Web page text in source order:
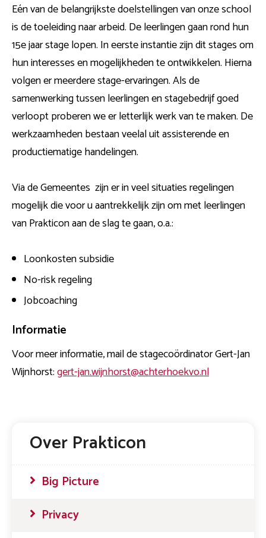
Eén van de belangrijkste doelstellingen van onze school
is de toeleiding naar arbeid. De leerlingen gaan rond hun
15e jaar stage lopen. In eerste instantie zijn dit stages om
hun interesses en mogelijkheden te ontwikkelen. Hierna
volgen er meerdere stage-ervaringen. Als de
samenwerking tussen leerlingen en stagebedrijf goed
verloopt proberen we er letterlijk werk van te maken. De
werkzaamheden bestaan veelal uit assisterende en
productiematige handelingen.
Via de Gemeentes zijn er in veel situaties regelingen
mogelijk die voor u aantrekkelijk zijn om met leerlingen
van Prakticon aan de slag te gaan, o.a.:
Loonkosten subsidie
No-risk regeling
Jobcoaching
Informatie
Voor meer informatie, mail de stagecoördinator Gert-Jan
Wijnhorst:gert-jan.wijnhorst@achterhoekvo.nl
Over Prakticon
Big Picture
Privacy